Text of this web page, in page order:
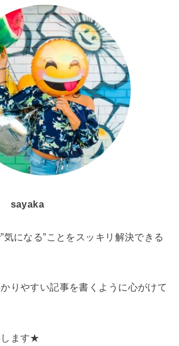
気になる”ことをスッキリ解決できる
りやすい記事を書くように心がけて
します★